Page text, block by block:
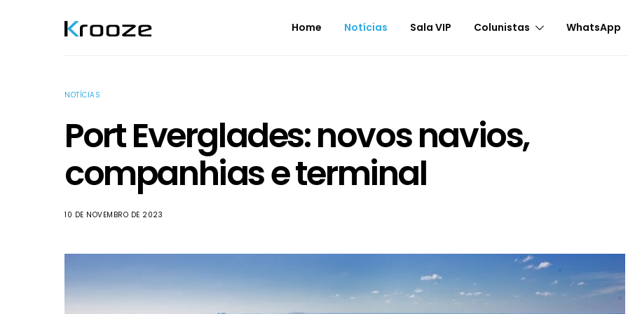
Home Notícias Sala VIP Colunistas WhatsApp
NOTÍCIAS
Port Everglades: novos navios,
companhias e terminal
10 DE NOVEMBRO DE 2023